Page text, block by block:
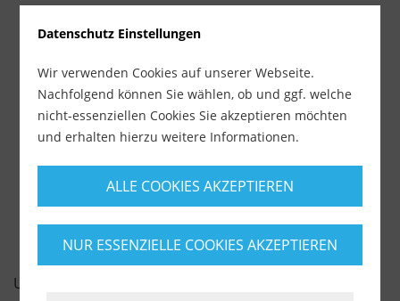
Kühlgel für Diamantbohrkronen (250 ml)
Lieferzeit ca. 1-3 Werktage
ab 10,99 €
inkl. MwSt.zzgl. Versandkosten
+
UNSERE EMPFEHLUNGEN
Datenschutz Einstellungen
Wir verwenden Cookies auf unserer Webseite.
Nachfolgend können Sie wählen, ob und ggf. welche
nicht-essenziellen Cookies Sie akzeptieren möchten
und erhalten hierzu weitere Informationen.
ALLE COOKIES AKZEPTIEREN
NUR ESSENZIELLE COOKIES AKZEPTIEREN